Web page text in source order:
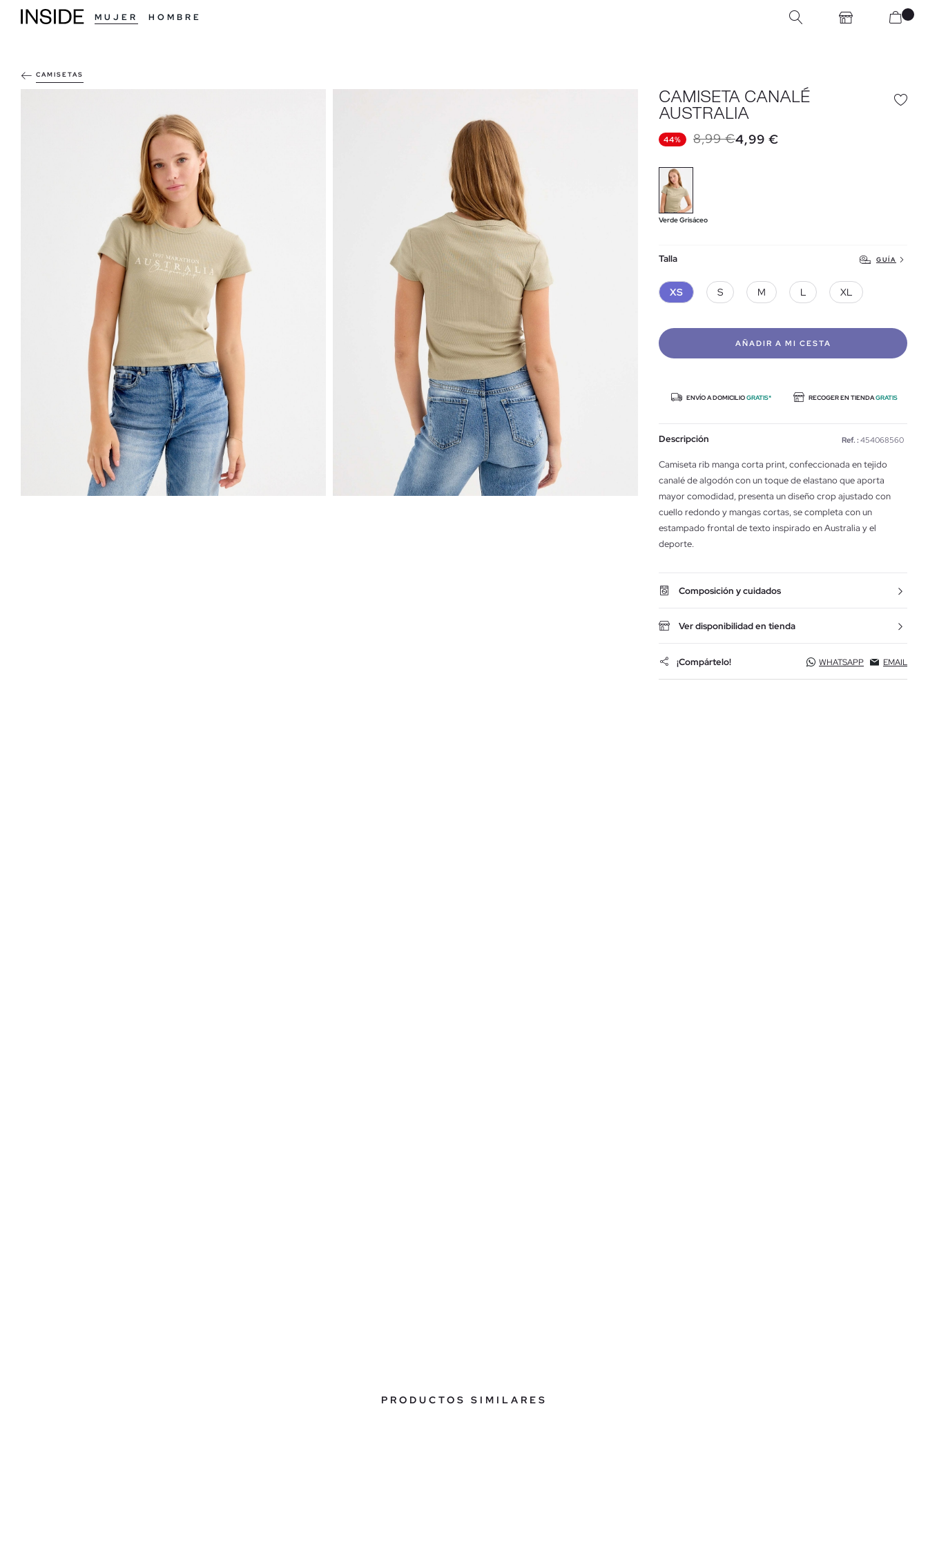
MUJER HOMBRE
CAMISETAS
CAMISETA CANALÉ
AUSTRALIA
44% 8,99 €4,99 €
Verde Grisáceo
Talla GUÍA
XS S M L XL
AÑADIR A MI CESTA
ENVÍO A DOMICILIOGRATIS* RECOGER EN TIENDAGRATIS
Descripción Ref. : 454068560
Camiseta rib manga corta print, confeccionada en tejido
canalé de algodón con un toque de elastano que aporta
mayor comodidad, presenta un diseño crop ajustado con
cuello redondo y mangas cortas, se completa con un
estampado frontal de texto inspirado en Australia y el
deporte.
Composición y cuidados
Ver disponibilidad en tienda
¡Compártelo! WHATSAPP EMAIL
PRODUCTOS SIMILARES